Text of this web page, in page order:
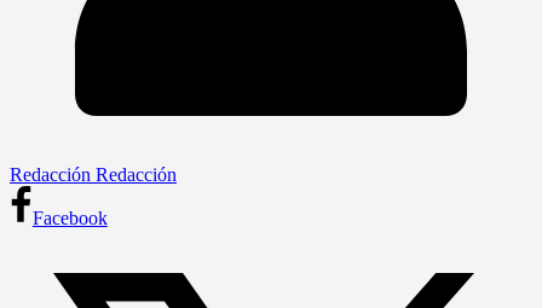
Redacción Redacción
Facebook